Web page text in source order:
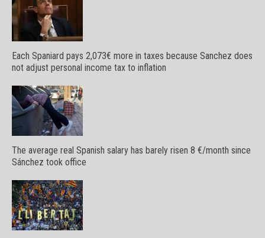
Each Spaniard pays 2,073€ more in taxes because Sanchez does
not adjust personal income tax to inflation
The average real Spanish salary has barely risen 8 €/month since
Sánchez took office